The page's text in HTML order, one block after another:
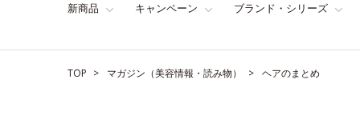
新商品 キャンペーン ブランド・シリーズ
TOP マガジン（美容情報・読み物） ヘアのまとめ